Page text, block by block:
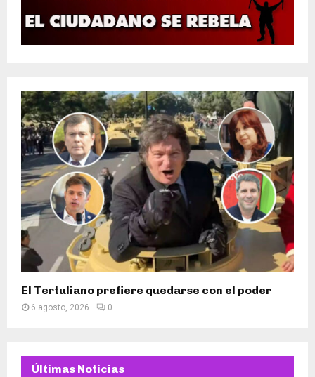
El Tertuliano prefiere quedarse con el poder
6 agosto, 2026 0
Últimas Noticias